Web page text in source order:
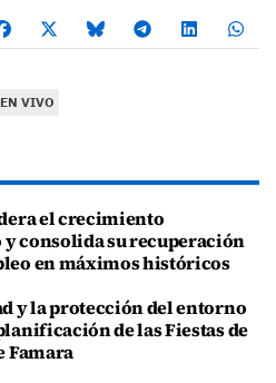
VIVO
el crecimiento
consolida su recuperación
en máximos históricos
y la protección del entorno
de las Fiestas de
Famara